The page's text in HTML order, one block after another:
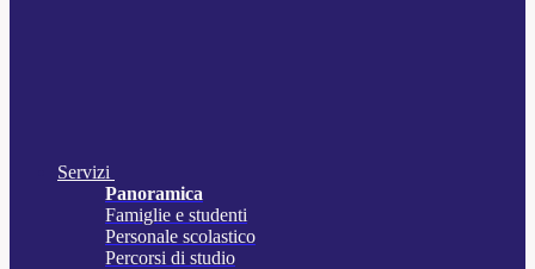
Servizi
Panoramica
Famiglie e studenti
Personale scolastico
Percorsi di studio